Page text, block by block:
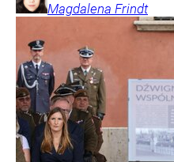
Magdalena Frindt